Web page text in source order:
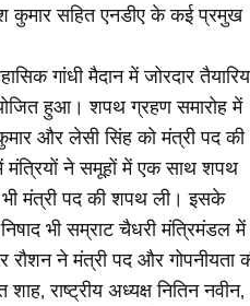
कुमार सहित एनडीए के कई प्रमुख
गांधी मैदान में जोरदार
हुआ। शपथ ग्रहण समारोह में
और लेसी सिंह को मंत्री पद की
मंत्रियों ने समूहों में एक साथ शपथ
भी मंत्री पद की शपथ ली। इसके
भी सम्राट चैधरी मंत्रिमंडल में
ने मंत्री पद और गोपनीयता
राष्ट्रीय अध्यक्ष नितिन नवीन,